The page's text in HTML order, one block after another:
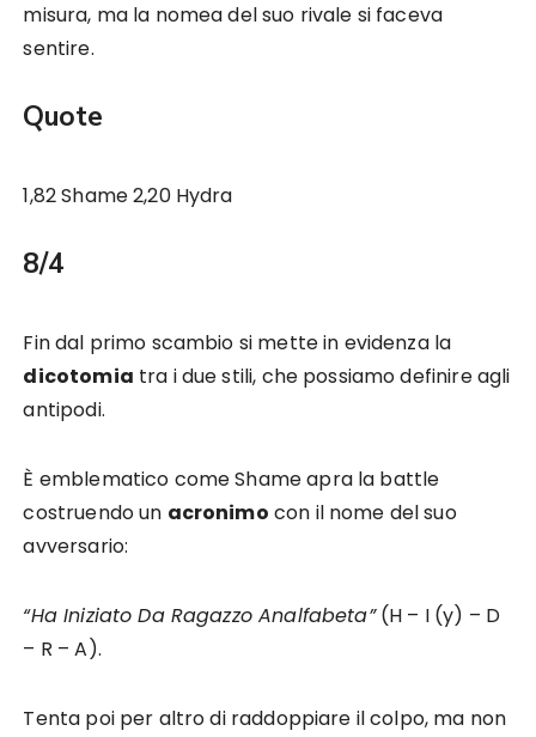
misura, ma la nomea del suo rivale si faceva
sentire.
Quote
1,82 Shame 2,20 Hydra
8/4
Fin dal primo scambio si mette in evidenza la
dicotomia tra i due stili, che possiamo definire agli
antipodi.
È emblematico come Shame apra la battle
costruendo un acronimo con il nome del suo
avversario:
“Ha Iniziato Da Ragazzo Analfabeta”(H – I (y) – D
– R – A).
Tenta poi per altro di raddoppiare il colpo, ma non